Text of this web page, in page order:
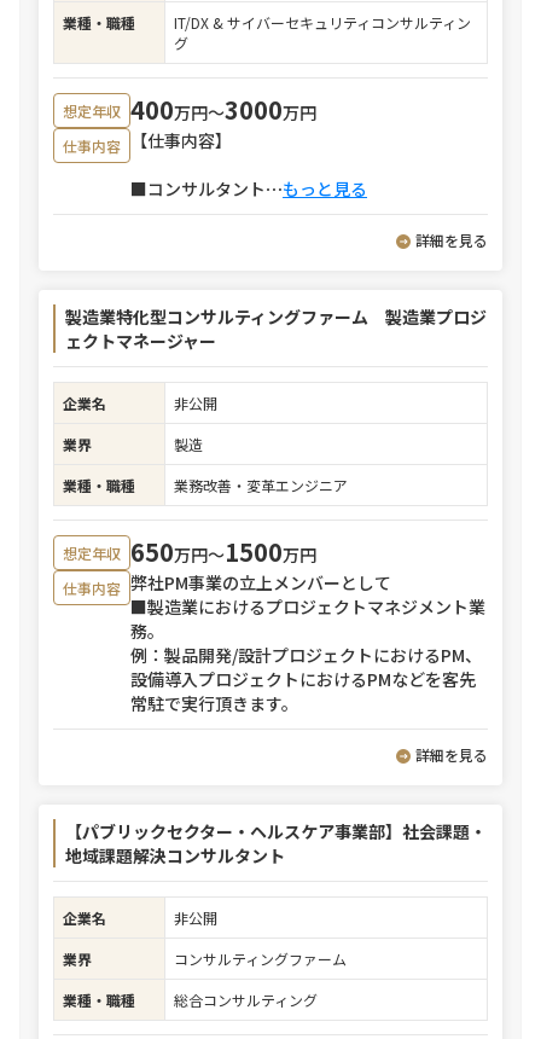
業種・職種
IT/DX & サイバーセキュリティコンサルティン
グ
想定年収 400万円〜3000万円
仕事内容
【仕事内容】
■コンサルタント⋯もっと見る
詳細を見る
製造業特化型コンサルティングファーム 製造業プロジ
ェクトマネージャー
企業名
非公開
業界
製造
業種・職種
業務改善・変革エンジニア
想定年収 650万円〜1500万円
仕事内容 弊社PM事業の立上メンバーとして
■製造業におけるプロジェクトマネジメント業
務。
例：製品開発/設計プロジェクトにおけるPM、
設備導入プロジェクトにおけるPMなどを客先
常駐で実行頂きます。
詳細を見る
【パブリックセクター・ヘルスケア事業部】社会課題・
地域課題解決コンサルタント
企業名
非公開
業界
コンサルティングファーム
業種・職種
総合コンサルティング